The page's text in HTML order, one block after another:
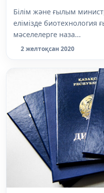
Білім және ғылым
елімізде
мәселелерге наза...
2 желтоқсан 2020